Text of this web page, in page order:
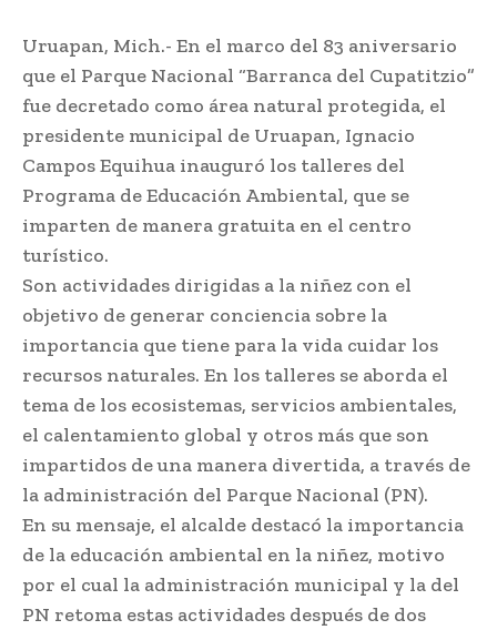
Uruapan, Mich.- En el marco del 83 aniversario
que el Parque Nacional “Barranca del Cupatitzio”
fue decretado como área natural protegida, el
presidente municipal de Uruapan, Ignacio
Campos Equihua inauguró los talleres del
Programa de Educación Ambiental, que se
imparten de manera gratuita en el centro
turístico.
Son actividades dirigidas a la niñez con el
objetivo de generar conciencia sobre la
importancia que tiene para la vida cuidar los
recursos naturales. En los talleres se aborda el
tema de los ecosistemas, servicios ambientales,
el calentamiento global y otros más que son
impartidos de una manera divertida, a través de
la administración del Parque Nacional (PN).
En su mensaje, el alcalde destacó la importancia
de la educación ambiental en la niñez, motivo
por el cual la administración municipal y la del
PN retoma estas actividades después de dos